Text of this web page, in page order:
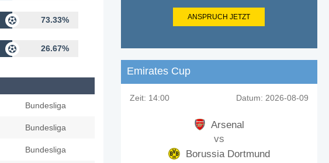
73.33%
26.67%
Bundesliga
Bundesliga
Bundesliga
ANSPRUCH JETZT
Emirates Cup
Zeit: 14:00 Datum: 2026-08-09
Arsenal
vs
Borussia Dortmund